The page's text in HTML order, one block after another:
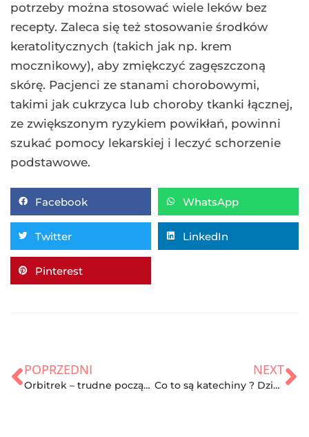
potrzeby można stosować wiele leków bez
recepty. Zaleca się też stosowanie środków
keratolitycznych (takich jak np. krem ​​
mocznikowy), aby zmiękczyć zagęszczoną
skórę. Pacjenci ze stanami chorobowymi,
takimi jak cukrzyca lub choroby tkanki łącznej,
ze zwiększonym ryzykiem powikłań, powinni
szukać pomocy lekarskiej i leczyć schorzenie
podstawowe.
Facebook WhatsApp
Twitter LinkedIn
Pinterest
POPRZEDNI
Orbitrek – trudne początki, wspaniałe efekty
NEXT
Co to są katechiny ? Działanie, właściwości i występowanie!